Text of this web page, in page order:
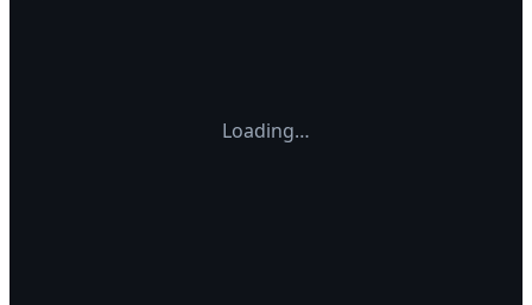
Loading…